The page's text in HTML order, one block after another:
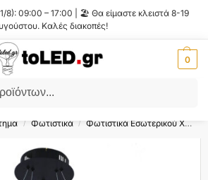
8): 09:00 – 17:00 | 🏖️ Θα είμαστε κλειστά 8-19
Καλές διακοπές!
0
Έκπτωση με τον κωδικό
/ Φωτιστικά / Φωτιστικά Εσωτερικού Χώρου